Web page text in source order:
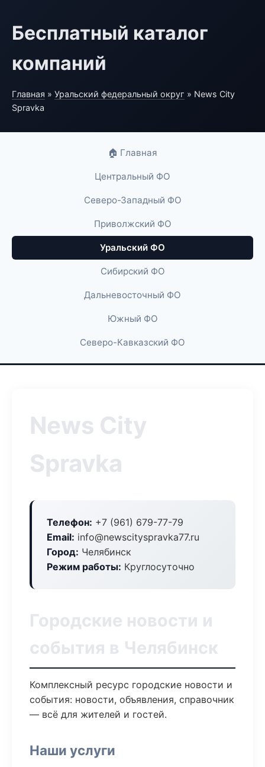
Бесплатный каталог
компаний
Главная » Уральский федеральный округ » News City
Spravka
🏠 Главная
Центральный ФО
Северо-Западный ФО
Приволжский ФО
Уральский ФО
Сибирский ФО
Дальневосточный ФО
Южный ФО
Северо-Кавказский ФО
News City
Spravka
Телефон: +7 (961) 679-77-79
Email: info@newscityspravka77.ru
Город: Челябинск
Режим работы: Круглосуточно
Городские новости и
события в Челябинск
Комплексный ресурс городские новости и
события: новости, объявления, справочник
— всё для жителей и гостей.
Наши услуги